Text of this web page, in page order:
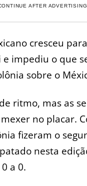
AFTER ADVERTISING
cresceu
e impediu o que
sobre o
ritmo, mas as
no placar.
fizeram o
nesta
a 0.